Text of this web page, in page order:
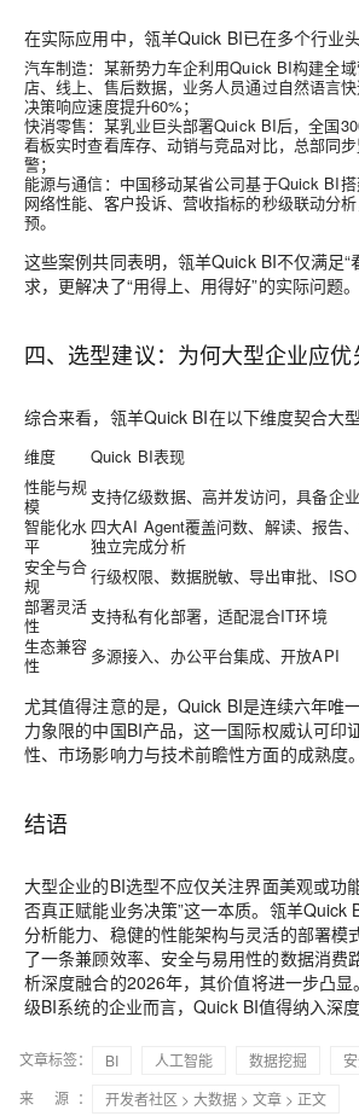
在实际应用中，瓴羊Quick BI已在多个行业
汽车制造：某新势力车企利用Quick BI构建全
店、线上、售后数据，业务人员通过自然语言快
决策响应速度提升60%；
快消零售：某乳业巨头部署Quick BI后，全国
看板实时查看库存、动销与竞品对比，总部同
警；
能源与通信：中国移动某省公司基于Quick BI
网络性能、客户投诉、营收指标的秒级联动分
预。
这些案例共同表明，瓴羊Quick BI不仅满足“
求，更解决了“用得上、用得好”的实际问题。
四、选型建议：为何大型企业应
综合来看，瓴羊Quick BI在以下维度契合大
维度
Quick BI表现
性能与规
模
支持亿级数据、高并发访问，具备企
智能化水
平
四大AI Agent覆盖问数、解读、报告
独立完成分析
安全与合
规
行级权限、数据脱敏、导出审批、
部署灵活
性
支持私有化部署，适配混合IT环境
生态兼容
性
多源接入、办公平台集成、开放API
尤其值得注意的是，Quick BI是连续六年唯
力象限的中国BI产品，这一国际权威认可印
性、市场影响力与技术前瞻性方面的成熟度。
结语
大型企业的BI选型不应仅关注界面美观或功
否真正赋能业务决策”这一本质。瓴羊Quick
分析能力、稳健的性能架构与灵活的部署模
了一条兼顾效率、安全与易用性的数据消费
析深度融合的2026年，其价值将进一步凸
级BI系统的企业而言，Quick BI值得纳入深度
文章标签： BI 人工智能 数据挖掘
来 源：
开发者社区 > 大数据 > 文章 > 正文